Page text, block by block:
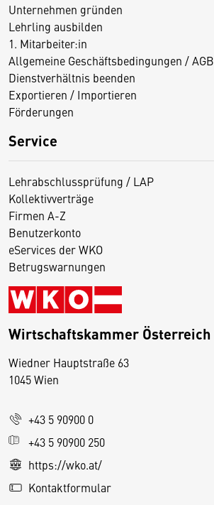
Unternehmen gründen
Lehrling ausbilden
1. Mitarbeiter:in
Allgemeine Geschäftsbedingungen / AGB
Dienstverhältnis beenden
Exportieren / Importieren
Förderungen
Service
Lehrabschlussprüfung / LAP
Kollektivverträge
Firmen A-Z
Benutzerkonto
eServices der WKO
Betrugswarnungen
Wirtschaftskammer Österreich
Wiedner Hauptstraße 63
1045 Wien
+43 5 90900 0
+43 5 90900 250
https://wko.at/
Kontaktformular
D
s
e
S
e